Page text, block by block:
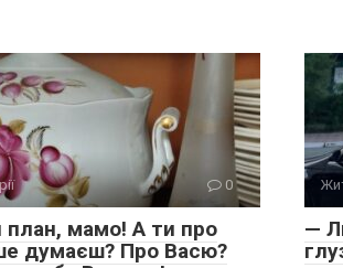
0
план, мамо! А ти про
думаєш? Про Васю?
—